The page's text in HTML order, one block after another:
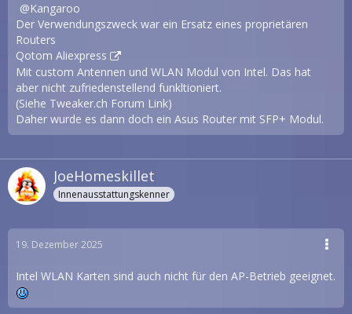
Kangaroo
Der Verwendungszweck war ein Ersatz eines proprietären
Routers
Qotom Aliexpress
Mit custom Antennen und WLAN Modul von Intel. Das hat
aber nicht zufriedenstellend funkltioniert.
(Siehe Tweaker.ch Forum Link)
Daher wurde es dann doch ein Asus Router mit SFP+ Modul.
JoeHomeskillet
Innenausstattungskenner
19. Dezember 2025
Intel WLAN Karten sind auch nicht für den AP-Betrieb geeignet.